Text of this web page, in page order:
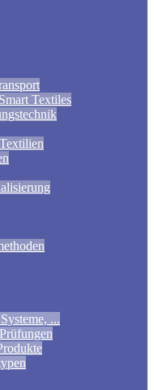
Textiles
...